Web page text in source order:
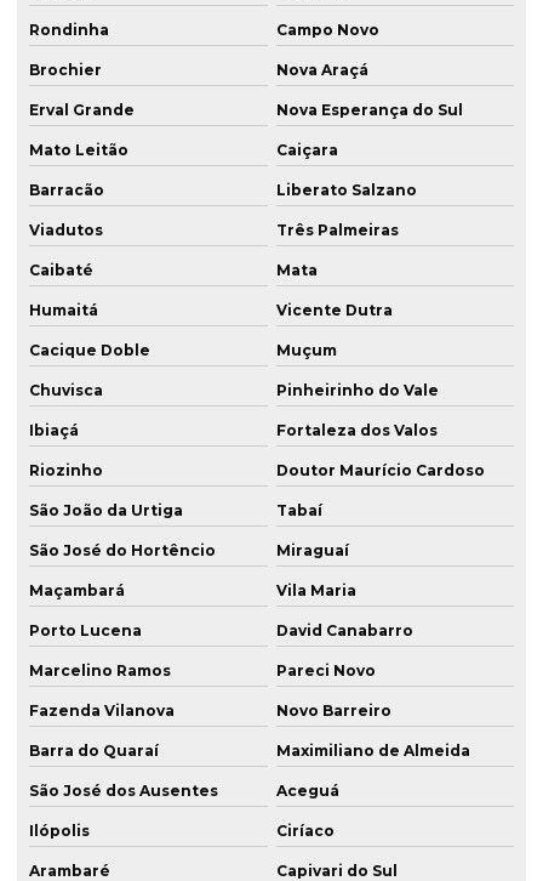
Rondinha Campo Novo
Brochier Nova Araçá
Erval Grande Nova Esperança do Sul
Mato Leitão Caiçara
Barracão Liberato Salzano
Viadutos Três Palmeiras
Caibaté Mata
Humaitá Vicente Dutra
Cacique Doble Muçum
Chuvisca Pinheirinho do Vale
Ibiaçá Fortaleza dos Valos
Riozinho Doutor Maurício Cardoso
São João da Urtiga Tabaí
São José do Hortêncio Miraguaí
Maçambará Vila Maria
Porto Lucena David Canabarro
Marcelino Ramos Pareci Novo
Fazenda Vilanova Novo Barreiro
Barra do Quaraí Maximiliano de Almeida
São José dos Ausentes Aceguá
Ilópolis Ciríaco
Arambaré Capivari do Sul